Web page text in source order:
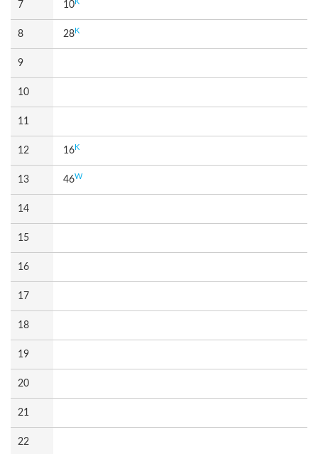
7 10 K
8 28 K
9
10
11
12 16 K
13 46W
14
15
16
17
18
19
20
21
22